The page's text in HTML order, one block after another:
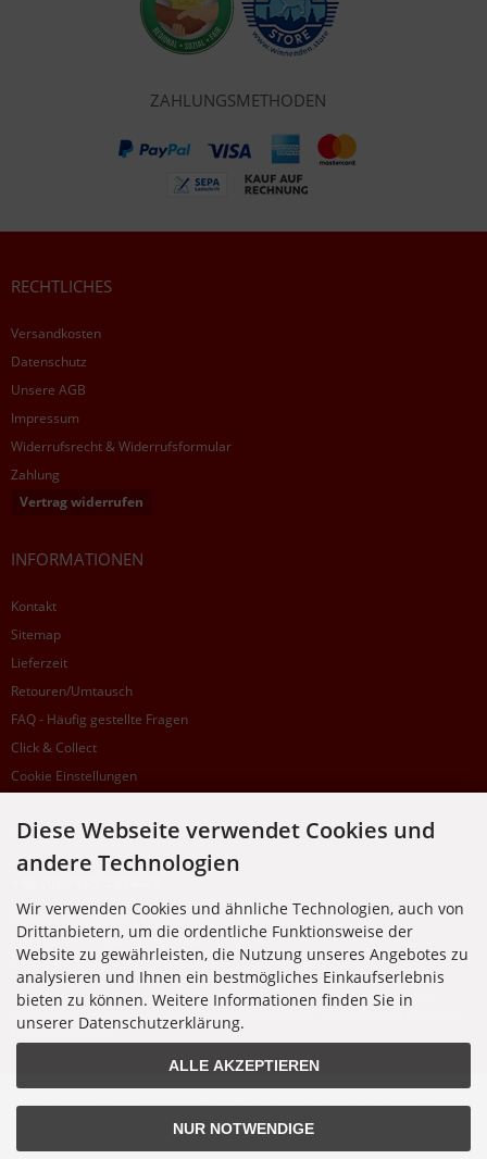
ZAHLUNGSMETHODEN
RECHTLICHES
Versandkosten
Datenschutz
Unsere AGB
Impressum
Widerrufsrecht & Widerrufsformular
Zahlung
Vertrag widerrufen
INFORMATIONEN
Kontakt
Sitemap
Lieferzeit
Retouren/Umtausch
FAQ - Häufig gestellte Fragen
Click & Collect
Cookie Einstellungen
SUPPORTHOTLINE
Zu laufenden Aufträgen oder Fragen allgemein:
Montag, Dienstag, Donnerstag, Freitag: 10:00 - 16:00 Uhr
Mittwoch: 10:00 - 18:00 Uhr
* Kosten: normaler Ortstarif DE, mit Flatratevertrag natürlich kostenlos. Aus dem
Ausland fallen die jeweils geltenden Auslandsgebühren an. Anrufe aus dem Handynetz
können abweichen.
Alle Preise inkl. gesetzl. MwSt. zzgl.Versandkosten. Die durchgestrichenen Preise
entsprechen dem bisherigen Preis bei Nixgut Onlineshop
Diese Webseite verwendet Cookies und
andere Technologien
Wir verwenden Cookies und ähnliche Technologien, auch von
Drittanbietern, um die ordentliche Funktionsweise der
Website zu gewährleisten, die Nutzung unseres Angebotes zu
analysieren und Ihnen ein bestmögliches Einkaufserlebnis
bieten zu können. Weitere Informationen finden Sie in
unserer Datenschutzerklärung.
ALLE AKZEPTIEREN
NUR NOTWENDIGE